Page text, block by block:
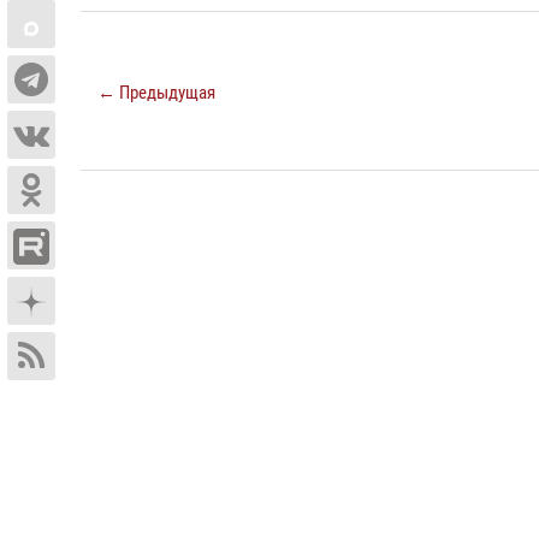
← Предыдущая